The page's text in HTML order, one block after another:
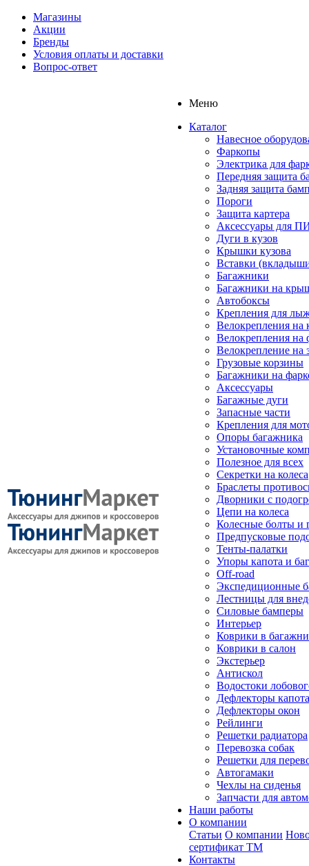
Магазины
Акции
Бренды
Условия оплаты и доставки
Вопрос-ответ
Меню
Каталог
Навесное
Фаркопы
Электрика для
Передняя защита
Задняя защита
Пороги
Защита картера
Аксессуары для
Дуги в кузов
Крышки кузова
Вставки
Багажники
Багажники на
Автобоксы
Крепления для
Велокрепления
Велокрепления на
Велокрепление на
Грузовые корзины
Багажники на
Аксессуары
Багажные дуги
Запасные части
Крепления для
Опоры багажника
Установочные
Полезное для всех
Секретки на колеса
Браслеты
Дворники с
Цепи на колеса
Колесные болты и
Предпусковые
Тенты-палатки
Упоры капота и
Off-road
Экспедиционные
Лестницы для
Силовые бамперы
Интерьер
Коврики в
Коврики в салон
Экстерьер
Антискол
Водостоки
Дефлекторы капота
Дефлекторы окон
Рейлинги
Решетки радиатора
Перевозка собак
Решетки для
Автогамаки
Чехлы на сиденья
Запчасти для
Наши работы
О компании
Статьи О компании
сертификат ТМ
Контакты